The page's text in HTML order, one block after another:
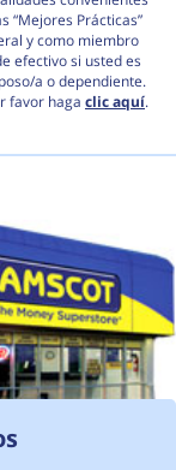
“Mejores Prácticas”
y como miembro
efectivo si usted es
a o dependiente.
favor haga clic aquí.